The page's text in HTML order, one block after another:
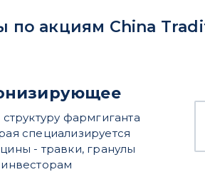
акциям China
фармгиганта
специализируется
- травки, гранулы